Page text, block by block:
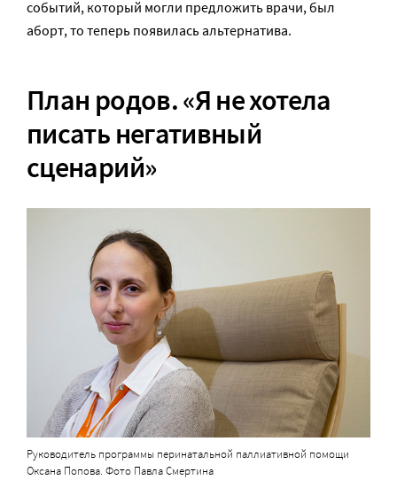
событий, который могли предложить врачи, был
аборт, то теперь появилась альтернатива.
План родов. «Я не хотела
писать негативный
сценарий»
Руководитель программы перинатальной паллиативной помощи
Оксана Попова. Фото Павла Смертина